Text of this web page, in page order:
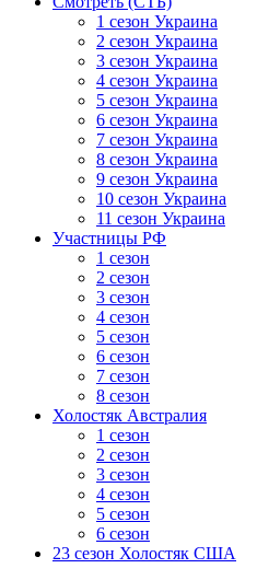
1 сезон Украина
2 сезон Украина
3 сезон Украина
4 сезон Украина
5 сезон Украина
6 сезон Украина
7 сезон Украина
8 сезон Украина
9 сезон Украина
10 сезон Украина
11 сезон Украина
Участницы РФ
1 сезон
2 сезон
3 сезон
4 сезон
5 сезон
6 сезон
7 сезон
8 сезон
Холостяк Австралия
1 сезон
2 сезон
3 сезон
4 сезон
5 сезон
6 сезон
23 сезон Холостяк США